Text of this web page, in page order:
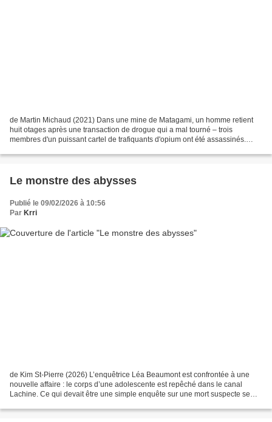
de Martin Michaud (2021) Dans une mine de Matagami, un homme retient
huit otages après une transaction de drogue qui a mal tourné – trois
membres d'un puissant cartel de trafiquants d'opium ont été assassinés.
Le monstre des abysses
Publié le 09/02/2026 à 10:56
Par Krri
de Kim St-Pierre (2026) L’enquêtrice Léa Beaumont est confrontée à une
nouvelle affaire : le corps d’une adolescente est repêché dans le canal
Lachine. Ce qui devait être une simple enquête sur une mort suspecte se